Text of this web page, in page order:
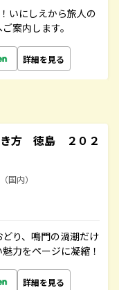
いにしえから旅人の
案内します。
詳細を見る
方 徳島 ２０２
国内）
どり、鳴門の渦潮だけ
力をページに凝縮！
詳細を見る